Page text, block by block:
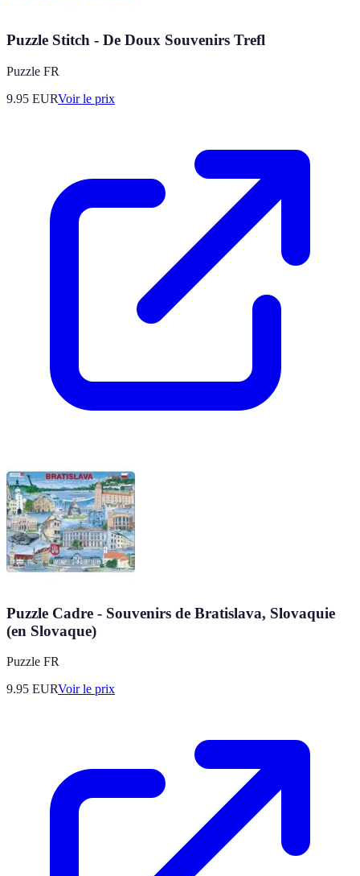
Puzzle Stitch - De Doux Souvenirs Trefl
Puzzle FR
9.95 EURVoir le prix
Puzzle Cadre - Souvenirs de Bratislava, Slovaquie
(en Slovaque)
Puzzle FR
9.95 EURVoir le prix